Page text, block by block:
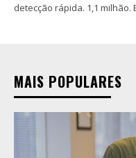
detecção rápida. 1,1
MAIS POPULARES